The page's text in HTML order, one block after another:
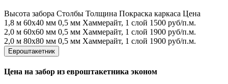
Высота забора Столбы Толщина Покраска каркаса Цена
1,8 м 60х40 мм 0,5 мм Хаммерайт, 1 слой 1500 руб/п.м.
2,0 м 60х60 мм 0,5 мм Хаммерайт, 1 слой 1900 руб/п.м.
2,0 м 80х80 мм 0,5 мм Хаммерайт, 1 слой 1900 руб/п.м.
Евроштакетник
Цена на забор из евроштакетника эконом